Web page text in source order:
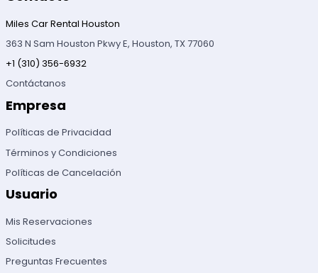
Miles Car Rental Houston
363 N Sam Houston Pkwy E, Houston, TX 77060
+1 (310) 356-6932
Contáctanos
Empresa
Políticas de Privacidad
Términos y Condiciones
Políticas de Cancelación
Usuario
Mis Reservaciones
Solicitudes
Preguntas Frecuentes